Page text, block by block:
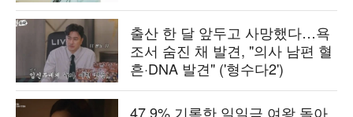
출산 한 달 앞두고 사망했다…욕
조서 숨진 채 발견, "의사 남편 혈
흔·DNA 발견" ('형수다2')
47.9% 기록한 일일극 여왕 돌아